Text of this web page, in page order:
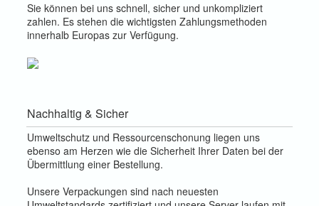
Sie können bei uns schnell, sicher und unkompliziert
zahlen. Es stehen die wichtigsten Zahlungsmethoden
innerhalb Europas zur Verfügung.
Nachhaltig & Sicher
Umweltschutz und Ressourcenschonung liegen uns
ebenso am Herzen wie die Sicherheit Ihrer Daten bei der
Übermittlung einer Bestellung.
Unsere Verpackungen sind nach neuesten